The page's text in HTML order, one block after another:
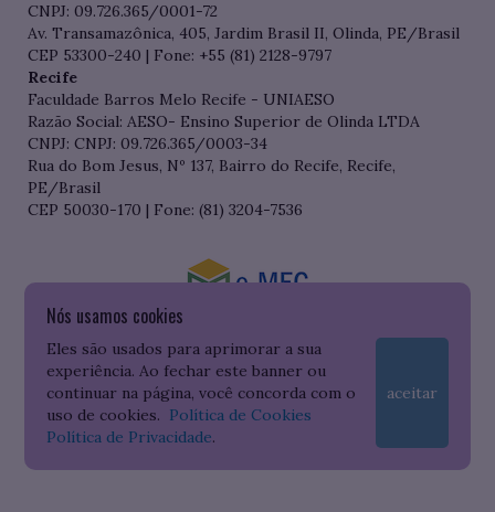
Nós usamos cookies
Eles são usados para aprimorar a sua
experiência. Ao fechar este banner ou
continuar na página, você concorda com o
uso de cookies. Política de Cookies
Política de Privacidade.
aceitar
CNPJ: 09.726.365/0001-72
Av. Transamazônica, 405, Jardim Brasil II, Olinda, PE/Brasil
CEP 53300-240 | Fone: +55 (81) 2128-9797
Recife
Faculdade Barros Melo Recife - UNIAESO
Razão Social: AESO- Ensino Superior de Olinda LTDA
CNPJ: CNPJ: 09.726.365/0003-34
Rua do Bom Jesus, Nº 137, Bairro do Recife, Recife,
PE/Brasil
CEP 50030-170 | Fone: (81) 3204-7536
Consulte o cadastro da Instituição no Sistema do e-MEC